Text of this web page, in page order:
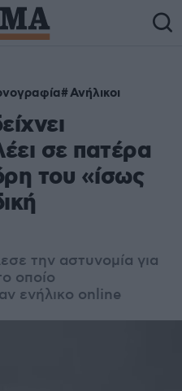
Ανήλικοι
σε πατέρα
του «ίσως
την αστυνομία για
οποίο
ενήλικο online